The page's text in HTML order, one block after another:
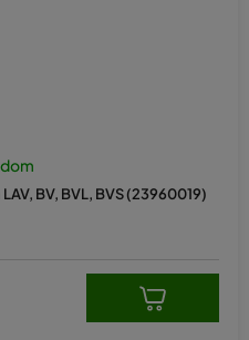
BV, BVL, BVS (23960019)